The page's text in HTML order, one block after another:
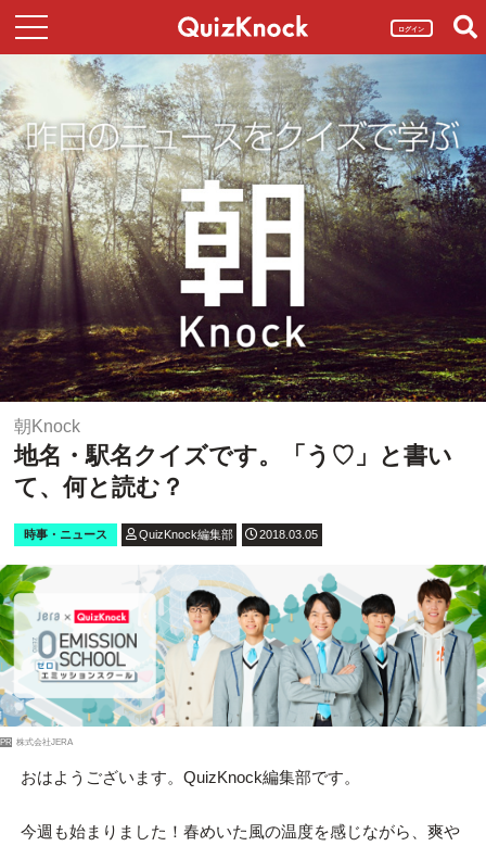
ログイン
朝Knock
地名・駅名クイズです。「う♡」と書い
て、何と読む？
時事・ニュース QuizKnock編集部 2018.03.05
PR 株式会社JERA
おはようございます。QuizKnock編集部です。
今週も始まりました！春めいた風の温度を感じながら、爽や